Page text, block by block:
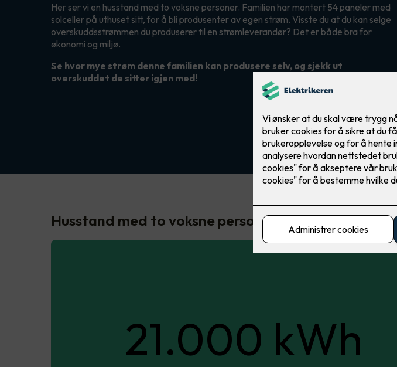
Her ser vi en husstand med to voksne personer. Familien har montert 54 paneler med
solceller på uthuset sitt, for å bli produsenter av egen strøm. Visste du at du kan selge
overskuddsstrømmen du produserer til en strømleverandør? Det er både bra for
økonomi og miljø.
Se hvor mye strøm denne familien kan produsere selv, og sjekk ut
overskuddet de sitter igjen med!
Husstand med to voksne personer
21.000 kWh